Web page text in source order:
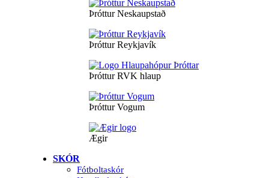
Þróttur Neskaupstað
Þróttur Reykjavík
Þróttur RVK hlaup
Þróttur Vogum
Ægir
SKÓR
Fótboltaskór